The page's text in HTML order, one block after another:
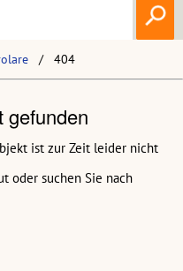
404
gefunden
ist zur Zeit leider nicht
oder suchen Sie nach